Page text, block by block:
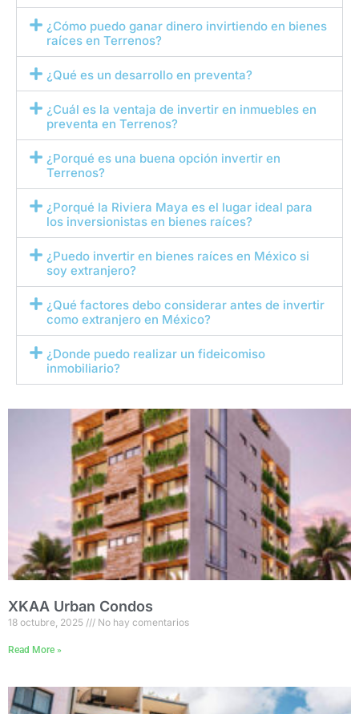
¿Cómo puedo ganar dinero invirtiendo en bienes
raíces en Terrenos?
¿Qué es un desarrollo en preventa?
¿Cuál es la ventaja de invertir en inmuebles en
preventa en Terrenos?
¿Porqué es una buena opción invertir en
Terrenos?
¿Porqué la Riviera Maya es el lugar ideal para
los inversionistas en bienes raíces?
¿Puedo invertir en bienes raíces en México si
soy extranjero?
¿Qué factores debo considerar antes de invertir
como extranjero en México?
¿Donde puedo realizar un fideicomiso
inmobiliario?
XKAA Urban Condos
18 octubre, 2025 No hay comentarios
Read More »